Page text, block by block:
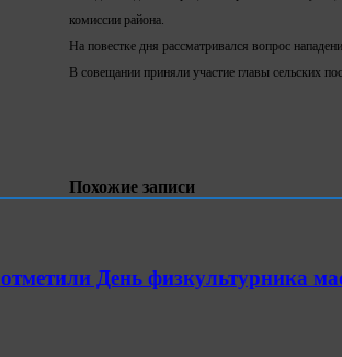
комиссии района.
На повестке дня рассматривался вопрос
В совещании приняли участие главы сельских
Похожие записи
День физкультурника